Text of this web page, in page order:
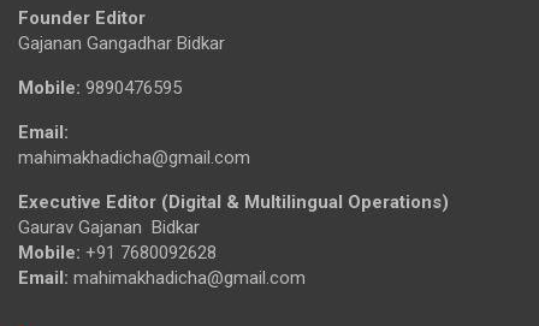
Founder Editor
Gajanan Gangadhar Bidkar
Mobile: 9890476595
Email:
mahimakhadicha@gmail.com
Executive Editor (Digital & Multilingual Operations)
Gaurav Gajanan Bidkar
Mobile: +91 7680092628
Email: mahimakhadicha@gmail.com